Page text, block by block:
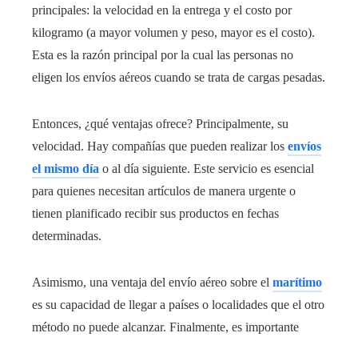
principales: la velocidad en la entrega y el costo por
kilogramo (a mayor volumen y peso, mayor es el costo).
Esta es la razón principal por la cual las personas no
eligen los envíos aéreos cuando se trata de cargas pesadas.
Entonces, ¿qué ventajas ofrece? Principalmente, su
velocidad. Hay compañías que pueden realizar los envíos
el mismo día o al día siguiente. Este servicio es esencial
para quienes necesitan artículos de manera urgente o
tienen planificado recibir sus productos en fechas
determinadas.
Asimismo, una ventaja del envío aéreo sobre el marítimo
es su capacidad de llegar a países o localidades que el otro
método no puede alcanzar. Finalmente, es importante